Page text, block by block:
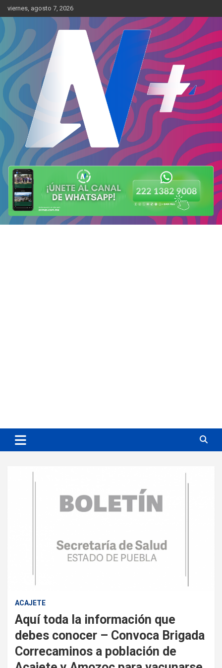
Skip
to
content
viernes, agosto 7, 2026
AN Más
Más cerca de ti
ACAJETE
Aquí toda la información que
debes conocer – Convoca Brigada
Correcaminos a población de